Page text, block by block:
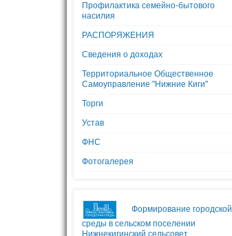
Профилактика семейно-бытового
насилия
РАСПОРЯЖЕНИЯ
Сведения о доходах
Территориальное Общественное
Самоуправление "Нижние Киги"
Торги
Устав
ФНС
Фотогалерея
Формирование городской
среды в сельском поселении
Нижнекигинский сельсовет